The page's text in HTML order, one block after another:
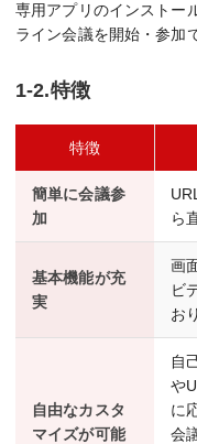
専用アプリのインストー
ライン会議を開始・参加
1-2.特徴
特徴
簡単に会議参
加
ら
基本機能が充
実
画
ビ
お
自由なカスタ
マイズが可能
自
や
に
会